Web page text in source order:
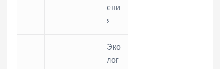
ени
я
Эко
лог